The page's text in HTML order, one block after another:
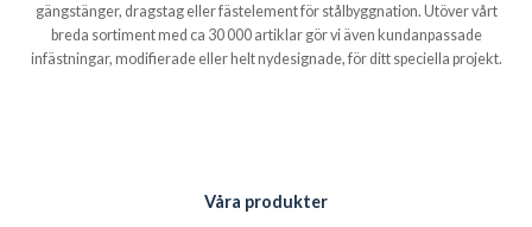
gängstänger, dragstag eller fästelement för stålbyggnation. Utöver vårt
breda sortiment med ca 30 000 artiklar gör vi även kundanpassade
infästningar, modifierade eller helt nydesignade, för ditt speciella projekt.
Våra produkter